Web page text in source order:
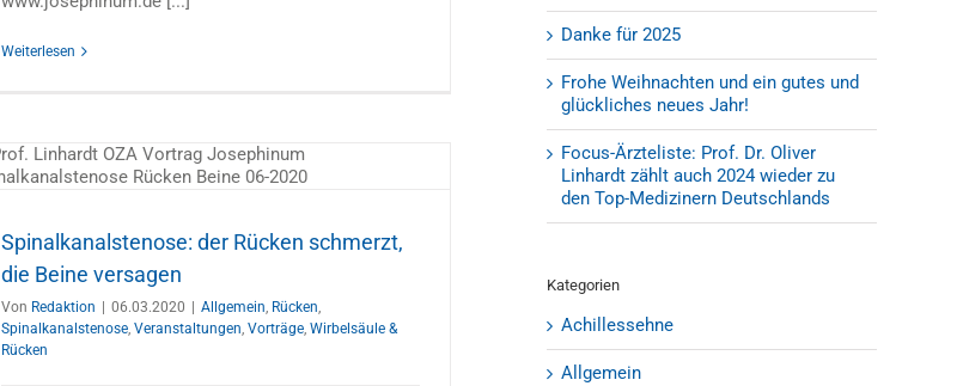
Weiterlesen
Spinalkanalstenose: der Rücken schmerzt,
die Beine versagen
Von Redaktion 06.03.2020 Allgemein, Rücken,
Spinalkanalstenose, Veranstaltungen, Vorträge, Wirbelsäule &
Rücken
Danke für 2025
Frohe Weihnachten und ein gutes und
glückliches neues Jahr!
Focus-Ärzteliste: Prof. Dr. Oliver
Linhardt zählt auch 2024 wieder zu
den Top-Medizinern Deutschlands
Kategorien
Achillessehne
Allgemein